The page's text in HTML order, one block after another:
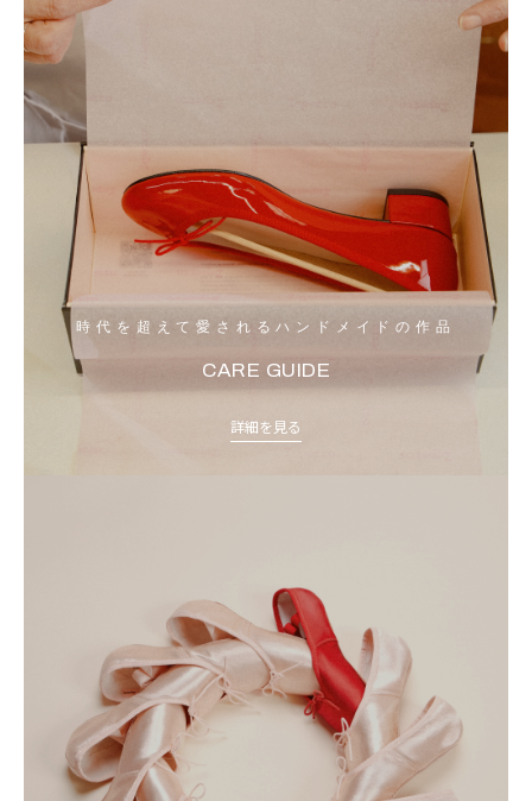
時代を超えて愛されるハンドメイドの作品
CARE GUIDE
詳細を見る